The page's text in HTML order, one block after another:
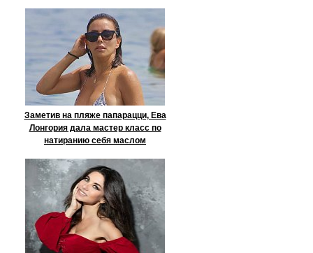
Заметив на пляже папарацци, Ева
Лонгория дала мастер класс по
натиранию себя маслом